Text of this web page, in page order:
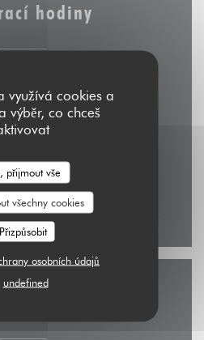
využívá cookies a
výběr, co chceš
přijmout vše
všechny cookies
Přizpůsobit
osobních údajů
undefined
hodiny
-Sob
• 19:00 - 23:00
Neděle
- 16:00